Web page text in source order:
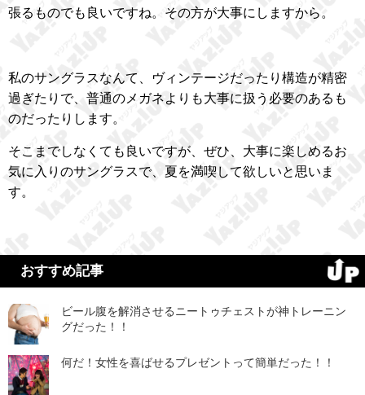
張るものでも良いですね。その方が大事にしますから。
私のサングラスなんて、ヴィンテージだったり構造が精密
過ぎたりで、普通のメガネよりも大事に扱う必要のあるも
のだったりします。
そこまでしなくても良いですが、ぜひ、大事に楽しめるお
気に入りのサングラスで、夏を満喫して欲しいと思いま
す。
おすすめ記事
ビール腹を解消させるニートゥチェストが神トレーニン
グだった！！
何だ！女性を喜ばせるプレゼントって簡単だった！！